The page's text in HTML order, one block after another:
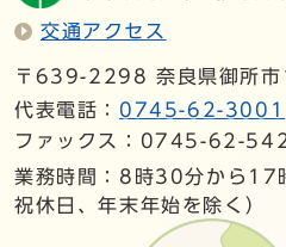
交通アクセス
〒639-2298 奈良県御所市
代表電話： 0745-62-3001
ファックス：0745-62-
業務時間：8時30分から17
祝休日、年末年始を除く）